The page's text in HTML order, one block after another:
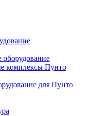
оборудование
комплексы Пунто
для Пунто